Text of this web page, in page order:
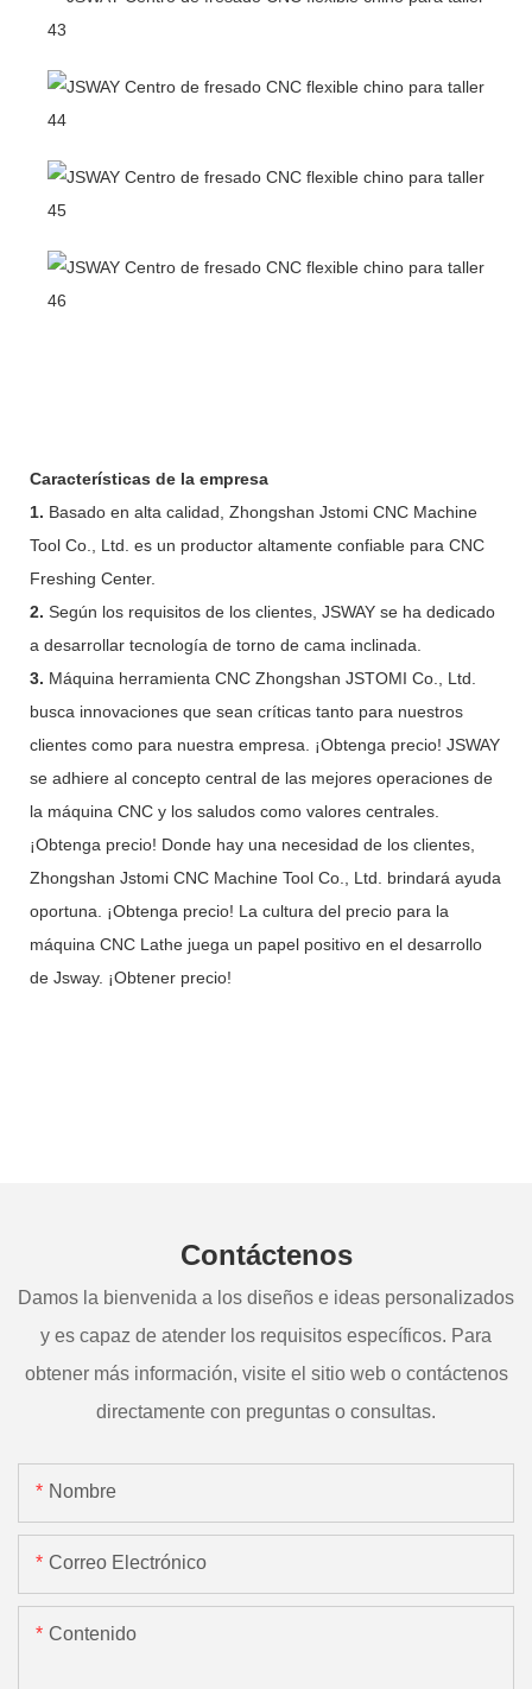
Características de la empresa
1. Basado en alta calidad, Zhongshan Jstomi CNC Machine
Tool Co., Ltd. es un productor altamente confiable para CNC
Freshing Center.
2. Según los requisitos de los clientes, JSWAY se ha dedicado
a desarrollar tecnología de torno de cama inclinada.
3. Máquina herramienta CNC Zhongshan JSTOMI Co., Ltd.
busca innovaciones que sean críticas tanto para nuestros
clientes como para nuestra empresa. ¡Obtenga precio! JSWAY
se adhiere al concepto central de las mejores operaciones de
la máquina CNC y los saludos como valores centrales.
¡Obtenga precio! Donde hay una necesidad de los clientes,
Zhongshan Jstomi CNC Machine Tool Co., Ltd. brindará ayuda
oportuna. ¡Obtenga precio! La cultura del precio para la
máquina CNC Lathe juega un papel positivo en el desarrollo
de Jsway. ¡Obtener precio!
Contáctenos
Damos la bienvenida a los diseños e ideas personalizados
y es capaz de atender los requisitos específicos. Para
obtener más información, visite el sitio web o contáctenos
directamente con preguntas o consultas.
Nombre
Correo Electrónico
Contenido